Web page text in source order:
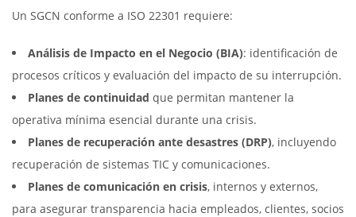
Un SGCN conforme a ISO 22301 requiere:
Análisis de Impacto en el Negocio (BIA): identificación de
procesos críticos y evaluación del impacto de su interrupción.
Planes de continuidad que permitan mantener la
operativa mínima esencial durante una crisis.
Planes de recuperación ante desastres (DRP), incluyendo
recuperación de sistemas TIC y comunicaciones.
Planes de comunicación en crisis, internos y externos,
para asegurar transparencia hacia empleados, clientes, socios